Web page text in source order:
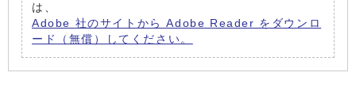
は、
Adobe 社のサイトから Adobe Reader をダウンロ
ード（無償）してください。